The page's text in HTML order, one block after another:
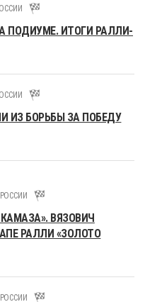
ПОДИУМЕ. ИТОГИ РАЛЛИ-
ИЗ БОРЬБЫ ЗА ПОБЕДУ
ВЯЗОВИЧ
РАЛЛИ «ЗОЛОТО